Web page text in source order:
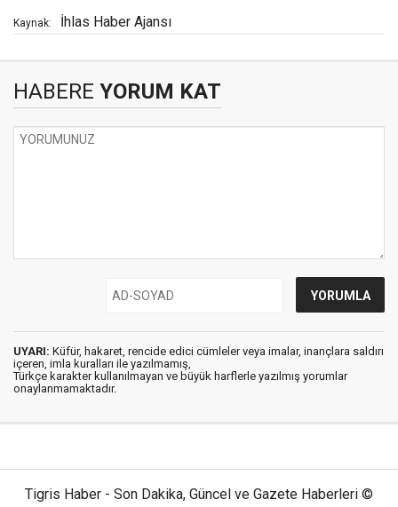
Kaynak: İhlas Haber Ajansı
HABERE YORUM KAT
UYARI: Küfür, hakaret, rencide edici cümleler veya imalar, inançlara saldırı
içeren, imla kuralları ile yazılmamış,
Türkçe karakter kullanılmayan ve büyük harflerle yazılmış yorumlar
onaylanmamaktadır.
Tigris Haber - Son Dakika, Güncel ve Gazete Haberleri ©